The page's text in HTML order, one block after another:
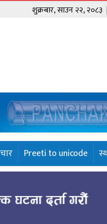
शुक्रबार,साउन२२,२०८३
Preeti to unicode